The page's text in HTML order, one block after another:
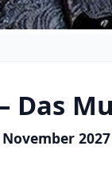
Das
2027